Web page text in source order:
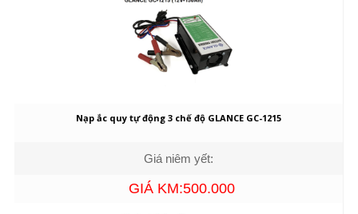
Nạp ắc quy tự động 3 chế độ GLANCE GC-1215
Giá niêm yết:
GIÁ KM:500.000